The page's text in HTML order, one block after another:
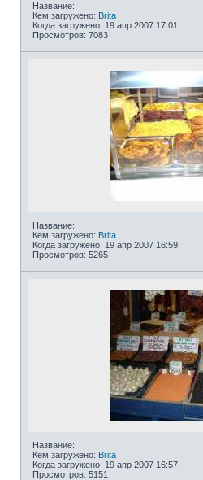
Название:
Кем загружено: Brita
Когда загружено: 19 апр 2007 17:01
Просмотров: 7083
Название:
Кем загружено: Brita
Когда загружено: 19 апр 2007 16:59
Просмотров: 5265
Название:
Кем загружено: Brita
Когда загружено: 19 апр 2007 16:57
Просмотров: 5151